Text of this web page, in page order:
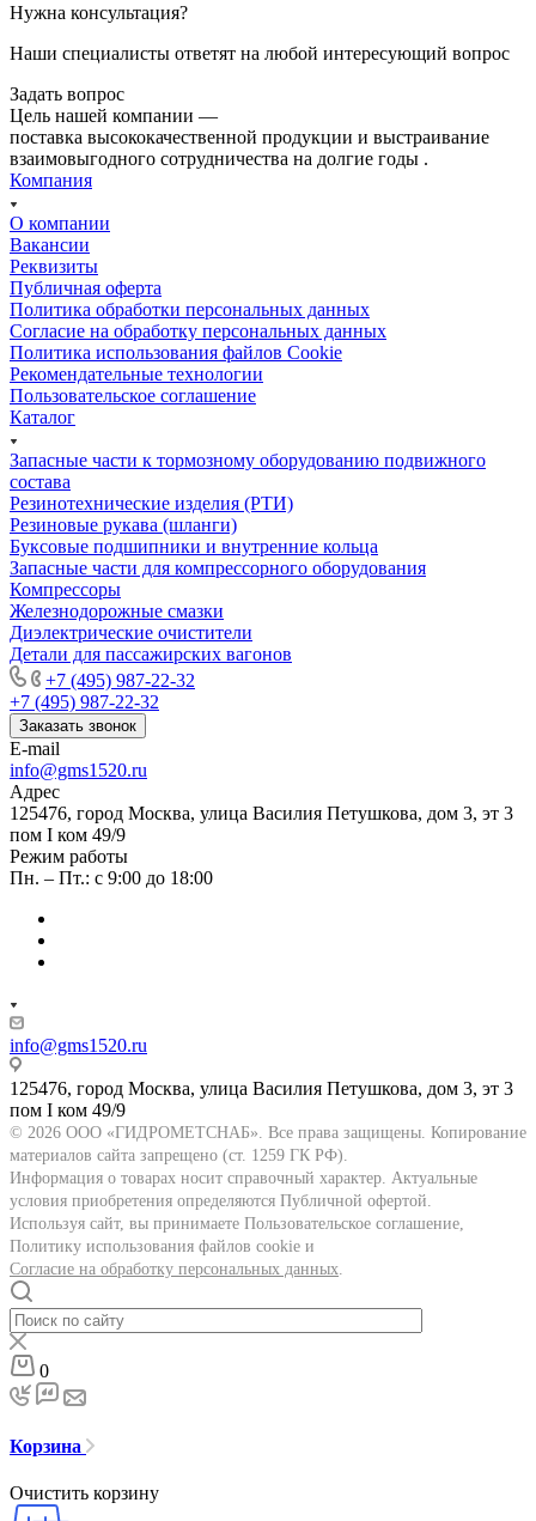
Нужна консультация?
Наши специалисты ответят на любой интересующий вопрос
Задать вопрос
Цель нашей компании —
поставка высококачественной продукции и выстраивание
взаимовыгодного сотрудничества на долгие годы .
Компания
О компании
Вакансии
Реквизиты
Публичная оферта
Политика обработки персональных данных
Cогласие на обработку персональных данных
Политика использования файлов Cookie
Рекомендательные технологии
Пользовательское соглашение
Каталог
Запасные части к тормозному оборудованию подвижного
состава
Резинотехнические изделия (РТИ)
Резиновые рукава (шланги)
Буксовые подшипники и внутренние кольца
Запасные части для компрессорного оборудования
Компрессоры
Железнодорожные смазки
Диэлектрические очистители
Детали для пассажирских вагонов
+7 (495) 987-22-32
+7 (495) 987-22-32
Заказать звонок
E-mail
info@gms1520.ru
Адрес
125476, город Москва, улица Василия Петушкова, дом 3, эт 3
пом I ком 49/9
Режим работы
Пн. – Пт.: с 9:00 до 18:00
info@gms1520.ru
125476, город Москва, улица Василия Петушкова, дом 3, эт 3
пом I ком 49/9
© 2026 ООО «ГИДРОМЕТСНАБ». Все права защищены. Копирование
материалов сайта запрещено (ст. 1259 ГК РФ).
Информация о товарах носит справочный характер. Актуальные
условия приобретения определяются Публичной офертой.
Используя сайт, вы принимаете Пользовательское соглашение,
Политику использования файлов cookie и
Согласие на обработку персональных данных
0
Корзина
Очистить корзину